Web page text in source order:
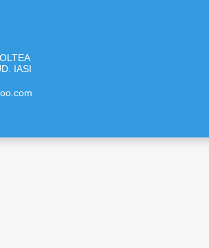
IASI